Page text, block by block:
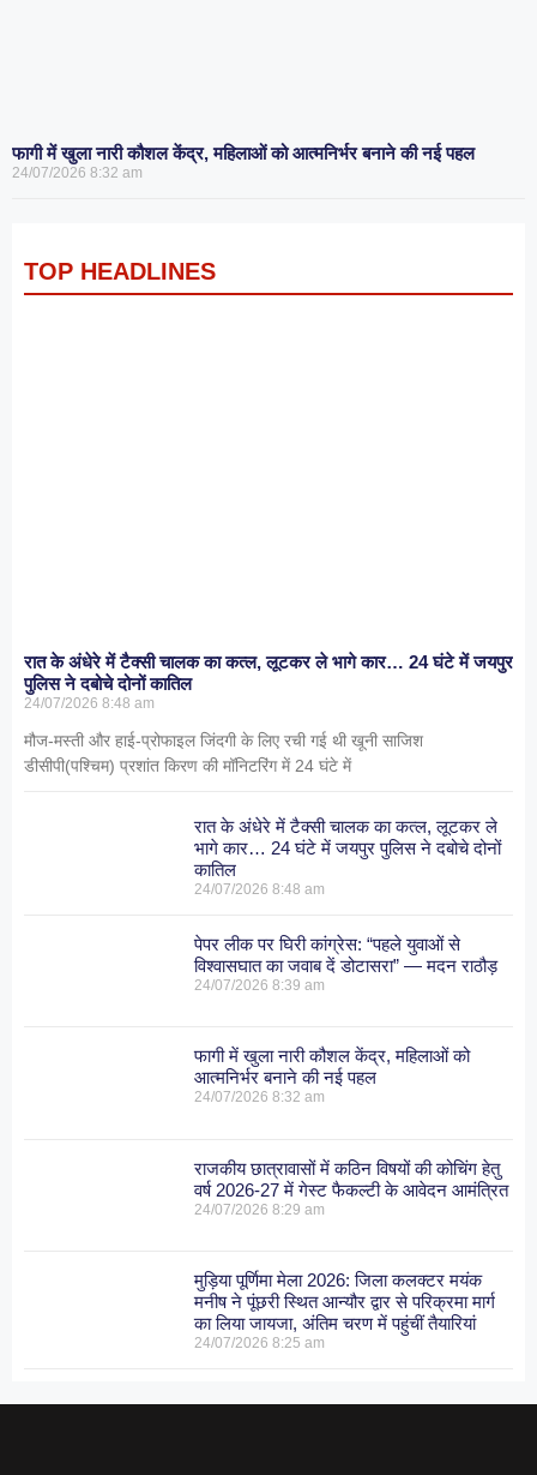
फागी में खुला नारी कौशल केंद्र, महिलाओं को आत्मनिर्भर बनाने की नई पहल
24/07/2026 8:32 am
TOP HEADLINES
रात के अंधेरे में टैक्सी चालक का कत्ल, लूटकर ले भागे कार… 24 घंटे में जयपुर
पुलिस ने दबोचे दोनों कातिल
24/07/2026 8:48 am
मौज-मस्ती और हाई-प्रोफाइल जिंदगी के लिए रची गई थी खूनी साजिश
डीसीपी(पश्चिम) प्रशांत किरण की मॉनिटरिंग में 24 घंटे में
रात के अंधेरे में टैक्सी चालक का कत्ल, लूटकर ले
भागे कार… 24 घंटे में जयपुर पुलिस ने दबोचे दोनों
कातिल
24/07/20268:48 am
पेपर लीक पर घिरी कांग्रेस: “पहले युवाओं से
विश्वासघात का जवाब दें डोटासरा” — मदन राठौड़
24/07/20268:39 am
फागी में खुला नारी कौशल केंद्र, महिलाओं को
आत्मनिर्भर बनाने की नई पहल
24/07/20268:32 am
राजकीय छात्रावासों में कठिन विषयों की कोचिंग हेतु
वर्ष 2026-27 में गेस्ट फैकल्टी के आवेदन आमंत्रित
24/07/20268:29 am
मुड़िया पूर्णिमा मेला 2026: जिला कलक्टर मयंक
मनीष ने पूंछरी स्थित आन्यौर द्वार से परिक्रमा मार्ग
का लिया जायजा, अंतिम चरण में पहुंचीं तैयारियां
24/07/20268:25 am